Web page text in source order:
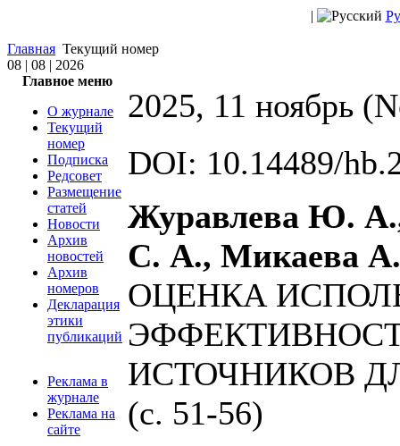
|
Главная Текущий номер
08 | 08 | 2026
Главное меню
О журнале
Текущий
номер
Подписка
Редсовет
Размещение
статей
Новости
Архив
новостей
Архив
номеров
Декларация
этики
публикаций
Реклама в
журнале
Реклама на
сайте
2025, 11 ноябрь
DOI: 10.14489/
Журавлева Ю.
С. А., Микаева
ОЦЕНКА
ИСТОЧНИКОВ
(с. 51-56)